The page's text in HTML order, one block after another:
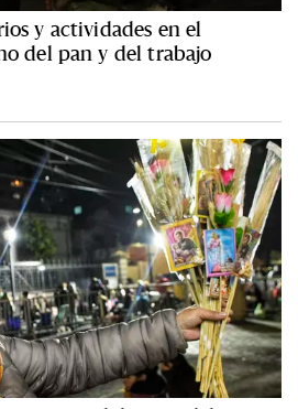
y actividades en el
del pan y del trabajo